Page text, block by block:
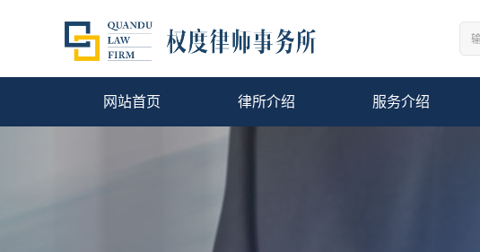
网站首页 律所介绍 服务介绍